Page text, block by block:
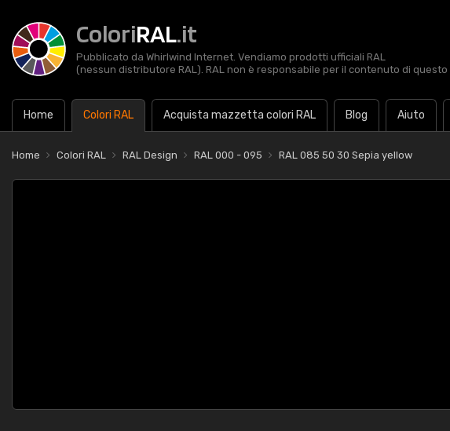
ColoriRAL.it
Pubblicato da Whirlwind Internet. Vendiamo prodotti ufficiali RAL
(nessun distributore RAL). RAL non è responsabile per il contenuto di questo
Home Colori RAL Acquista mazzetta colori RAL Blog Aiuto
Home Colori RAL RAL Design RAL 000 - 095 RAL 085 50 30 Sepia yellow